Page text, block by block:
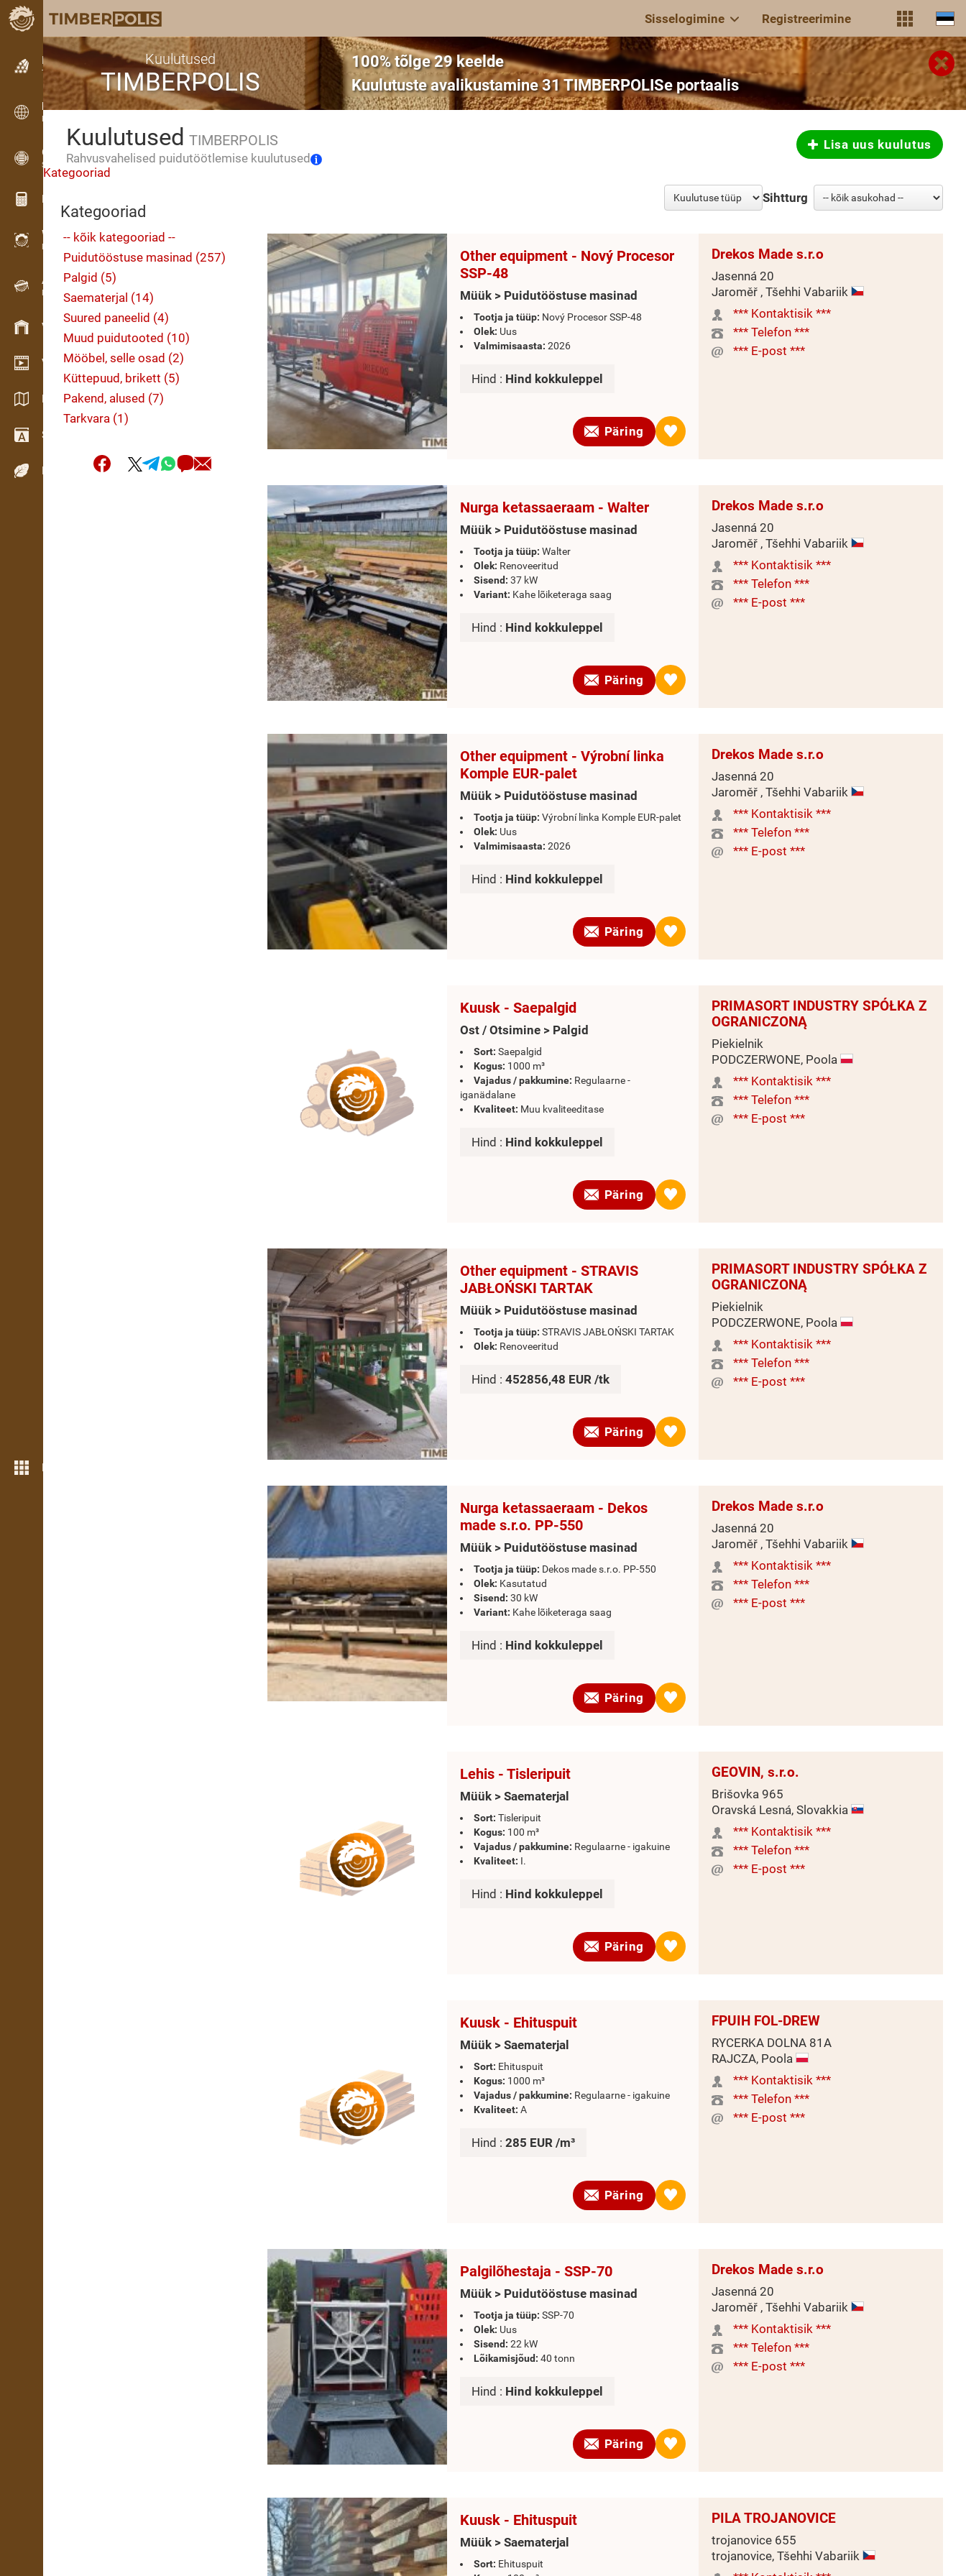
Sisselogimine Registreerimine
Kuulutused
Tekstkuulutused
Kuulutused
Rahvusvahelised kuulutused
OPTI-TIMB
Saekavad
Puidu kalkulaatorid
WoodProfi
Puidumaht AI-ga
Andmesalvesti
Puidu inventuur välitöödel
Varude haldamine
Videogalerii
Kataloogid / Brošüürid
Sõnastik
Puiduliigid
Rohkem funktsioone
Kuulutused
TIMBERPOLIS
100% tõlge 29 keelde
Kuulutuste avalikustamine 31 TIMBERPOLISe portaalis
Kuulutused TIMBERPOLIS
Rahvusvahelised puidutöötlemise kuulutused
Lisa uus kuulutus
Kategooriad
Kategooriad
-- kõik kategooriad --
Puidutööstuse masinad (257)
Palgid (5)
Saematerjal (14)
Suured paneelid (4)
Muud puidutooted (10)
Mööbel, selle osad (2)
Küttepuud, brikett (5)
Pakend, alused (7)
Tarkvara (1)
Sihtturg
Other equipment - Nový Procesor
SSP-48
Müük > Puidutööstuse masinad
Tootja ja tüüp: Nový Procesor SSP-48
Olek: Uus
Valmimisaasta: 2026
Hind : Hind kokkuleppel
Päring
Drekos Made s.r.o
Jasenná 20
Jaroměř , Tšehhi Vabariik
*** Kontaktisik ***
*** Telefon ***
*** E-post ***
Nurga ketassaeraam - Walter
Müük > Puidutööstuse masinad
Tootja ja tüüp: Walter
Olek: Renoveeritud
Sisend: 37 kW
Variant: Kahe lõiketeraga saag
Hind : Hind kokkuleppel
Päring
Drekos Made s.r.o
Jasenná 20
Jaroměř , Tšehhi Vabariik
*** Kontaktisik ***
*** Telefon ***
*** E-post ***
Other equipment - Výrobní linka
Komple EUR-palet
Müük > Puidutööstuse masinad
Tootja ja tüüp: Výrobní linka Komple EUR-palet
Olek: Uus
Valmimisaasta: 2026
Hind : Hind kokkuleppel
Päring
Drekos Made s.r.o
Jasenná 20
Jaroměř , Tšehhi Vabariik
*** Kontaktisik ***
*** Telefon ***
*** E-post ***
Kuusk - Saepalgid
Ost / Otsimine > Palgid
Sort: Saepalgid
Kogus: 1000 m³
Vajadus / pakkumine: Regulaarne -
iganädalane
Kvaliteet: Muu kvaliteeditase
Hind : Hind kokkuleppel
Päring
PRIMASORT INDUSTRY SPÓŁKA Z
OGRANICZONĄ
Piekielnik
PODCZERWONE, Poola
*** Kontaktisik ***
*** Telefon ***
*** E-post ***
Other equipment - STRAVIS
JABŁOŃSKI TARTAK
Müük > Puidutööstuse masinad
Tootja ja tüüp: STRAVIS JABŁOŃSKI TARTAK
Olek: Renoveeritud
Hind : 452856,48 EUR /tk
Päring
PRIMASORT INDUSTRY SPÓŁKA Z
OGRANICZONĄ
Piekielnik
PODCZERWONE, Poola
*** Kontaktisik ***
*** Telefon ***
*** E-post ***
Nurga ketassaeraam - Dekos
made s.r.o. PP-550
Müük > Puidutööstuse masinad
Tootja ja tüüp: Dekos made s.r.o. PP-550
Olek: Kasutatud
Sisend: 30 kW
Variant: Kahe lõiketeraga saag
Hind : Hind kokkuleppel
Päring
Drekos Made s.r.o
Jasenná 20
Jaroměř , Tšehhi Vabariik
*** Kontaktisik ***
*** Telefon ***
*** E-post ***
Lehis - Tisleripuit
Müük > Saematerjal
Sort: Tisleripuit
Kogus: 100 m³
Vajadus / pakkumine: Regulaarne - igakuine
Kvaliteet: I.
Hind : Hind kokkuleppel
Päring
GEOVIN, s.r.o.
Brišovka 965
Oravská Lesná, Slovakkia
*** Kontaktisik ***
*** Telefon ***
*** E-post ***
Kuusk - Ehituspuit
Müük > Saematerjal
Sort: Ehituspuit
Kogus: 1000 m³
Vajadus / pakkumine: Regulaarne - igakuine
Kvaliteet: A
Hind : 285 EUR /m³
Päring
FPUIH FOL-DREW
RYCERKA DOLNA 81A
RAJCZA, Poola
*** Kontaktisik ***
*** Telefon ***
*** E-post ***
Palgilõhestaja - SSP-70
Müük > Puidutööstuse masinad
Tootja ja tüüp: SSP-70
Olek: Uus
Sisend: 22 kW
Lõikamisjõud: 40 tonn
Hind : Hind kokkuleppel
Päring
Drekos Made s.r.o
Jasenná 20
Jaroměř , Tšehhi Vabariik
*** Kontaktisik ***
*** Telefon ***
*** E-post ***
Kuusk - Ehituspuit
Müük > Saematerjal
Sort: Ehituspuit
PILA TROJANOVICE
trojanovice 655
trojanovice, Tšehhi Vabariik